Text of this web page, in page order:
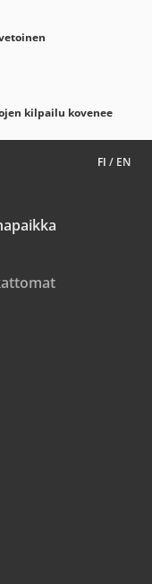
kilpailu kovenee
FI / EN